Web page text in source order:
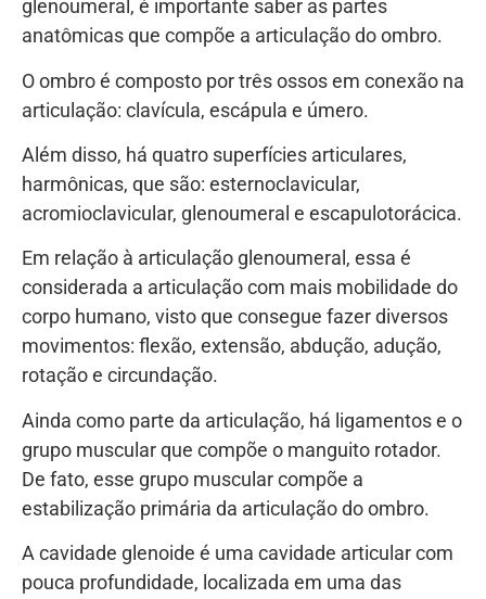
glenoumeral, é importante saber as partes
anatômicas que compõe a articulação do ombro.
O ombro é composto por três ossos em conexão na
articulação: clavícula, escápula e úmero.
Além disso, há quatro superfícies articulares,
harmônicas, que são: esternoclavicular,
acromioclavicular, glenoumeral e escapulotorácica.
Em relação à articulação glenoumeral, essa é
considerada a articulação com mais mobilidade do
corpo humano, visto que consegue fazer diversos
movimentos: flexão, extensão, abdução, adução,
rotação e circundação.
Ainda como parte da articulação, há ligamentos e o
grupo muscular que compõe o manguito rotador.
De fato, esse grupo muscular compõe a
estabilização primária da articulação do ombro.
A cavidade glenoide é uma cavidade articular com
pouca profundidade, localizada em uma das